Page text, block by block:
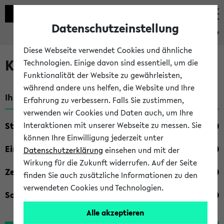
eKVV
Kombisuche im eKVV
Ihre Suchkriterien:
Studienfach
Einrichtung
Zeiten
Sonstiges
Datenschutzeinstellung
Diese Webseite verwendet Cookies und ähnliche
Technologien. Einige davon sind essentiell, um die
Funktionalität der Website zu gewährleisten,
während andere uns helfen, die Website und Ihre
Erfahrung zu verbessern. Falls Sie zustimmen,
verwenden wir Cookies und Daten auch, um Ihre
Interaktionen mit unserer Webseite zu messen. Sie
können Ihre Einwilligung jederzeit unter
Datenschutzerklärung einsehen und mit der
Wirkung für die Zukunft widerrufen. Auf der Seite
finden Sie auch zusätzliche Informationen zu den
verwendeten Cookies und Technologien.
Alle akzeptieren